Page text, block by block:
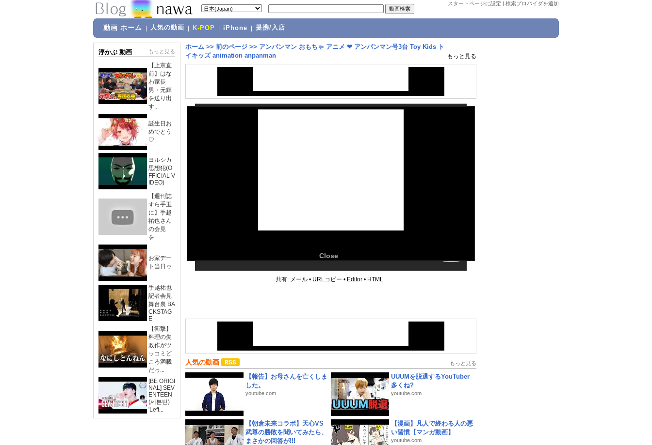
スタートページに設定 | 検索プロバイダを追加
動画 ホーム 人気の動画 K-POP iPhone 提携/入店
浮かぶ 動画 もっと見る
【上京直
前】はな
わ家長
男・元輝
を送り出
す...
誕生日お
めでとう
♡
ヨルシカ -
思想犯(O
FFICIAL V
IDEO)
【週刊誌
すら手玉
に】手越
祐也さん
の会見
を...
お家デー
ト当日ゥ
手越祐也
記者会見
舞台裏 BA
CKSTAG
E
【衝撃】
料理の失
敗作がツ
ッコミど
ころ満載
だっ...
[BE ORIGI
NAL] SEV
ENTEEN
(세븐틴)
'Left...
ホーム >> 前のページ >> アンパンマン おもちゃ アニメ ❤ アンパンマン号3台 Toy Kids ト
イキッズ animation anpanman
もっと見る
Close
共有: メール • URLコピー • Editor • HTML
人気の動画 もっと見る
【報告】お母さんを亡くしま
した。
youtube.com
UUUMを脱退するYouTuber
多くね?
youtube.com
【朝倉未来コラボ】天心VS
武尊の勝敗を聞いてみたら、
まさかの回答が!!!
【漫画】凡人で終わる人の悪
い習慣【マンガ動画】
youtube.com